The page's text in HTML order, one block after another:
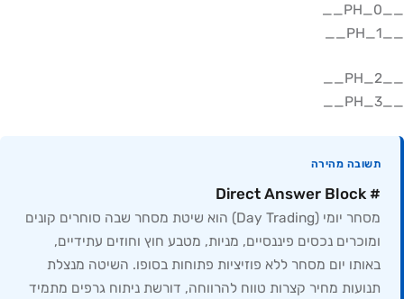
__PH_0__
__PH_1__
__PH_2__
__PH_3__
תשובה מהירה
# Direct Answer Block
מסחר יומי (Day Trading) הוא שיטת מסחר שבה סוחרים קונים
ומוכרים נכסים פיננסיים, מניות, מטבע חוץ וחוזים עתידיים,
באותו יום מסחר ללא פוזיציות פתוחות בסופו. השיטה מנצלת
תנועות מחיר קצרות טווח להרווחה, דורשת ניתוח גרפים מתמיד